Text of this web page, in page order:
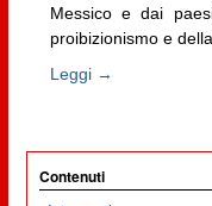
Messico e dai
proibizionismo e
Leggi →
Contenuti